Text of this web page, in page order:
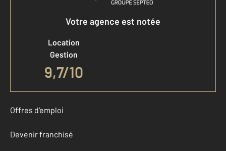
Votre agence est notée
Location
Gestion
9,7/10
Offres d'emploi
Devenir franchisé